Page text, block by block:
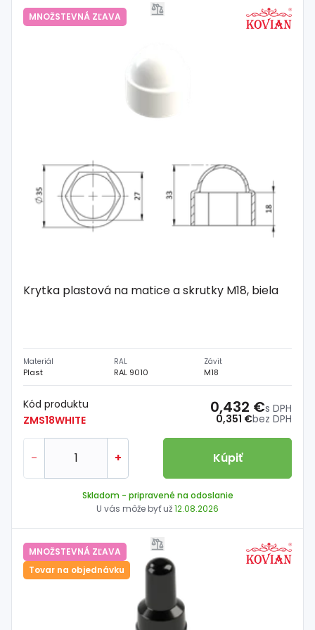
MNOŽSTEVNÁ ZĽAVA
Krytka plastová na matice a skrutky M18, biela
Materiál
Plast
RAL
RAL 9010
Závit
M18
Kód produktu
ZMS18WHITE
0,351 €bez DPH
0,432 €s DPH
- + Kúpiť
Skladom - pripravené na odoslanie
U vás môže byť už12.08.2026
MNOŽSTEVNÁ ZĽAVA
Tovar na objednávku